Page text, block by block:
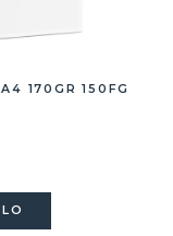
170GR 150FG